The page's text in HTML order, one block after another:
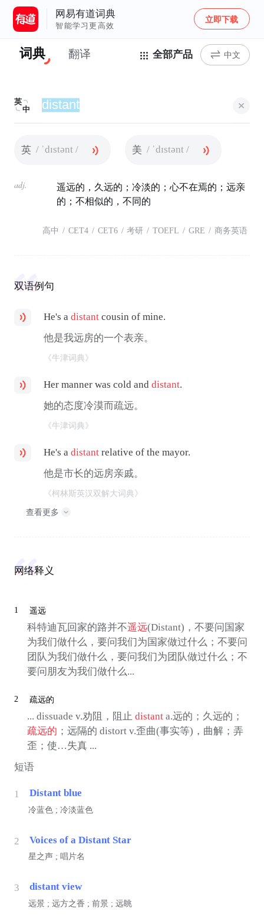
网易有道词典
智能学习更高效
立即下载
词典 翻译 全部产品 中文
英
中
英 / ˈdɪstənt / 美 / ˈdɪstənt /
adj.
遥远的，久远的；冷淡的；心不在焉的；远亲
的；不相似的，不同的
高中 / CET4 / CET6 / 考研 / TOEFL / GRE / 商务英语
双语例句
He's adistant cousin of mine.
他是我远房的一个表亲。
《牛津词典》
Her manner was cold anddistant.
她的态度冷漠而疏远。
《牛津词典》
He's adistant relative of the mayor.
他是市长的远房亲戚。
《柯林斯英汉双解大词典》
查看更多
网络释义
1 遥远
科特迪瓦回家的路并不遥远(Distant)，不要问国家
为我们做什么，要问我们为国家做过什么；不要问
团队为我们做什么，要问我们为团队做过什么；不
要问朋友为我们做什么...
2 疏远的
... dissuade v.劝阻，阻止 distanta.远的；久远的；
疏远的 ；远隔的 distort v.歪曲(事实等)，曲解；弄
歪；使…失真 ...
短语
1 Distant blue
冷蓝色 ; 冷淡蓝色
2 Voices of a Distant Star
星之声 ; 唱片名
3 distant view
远景 ; 远方之香 ; 前景 ; 远眺